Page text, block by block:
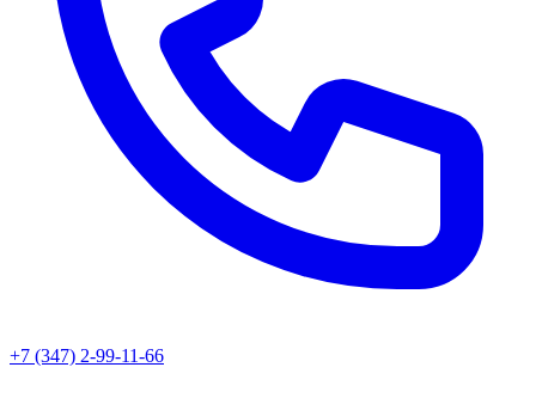
+7 (347) 2-99-11-66